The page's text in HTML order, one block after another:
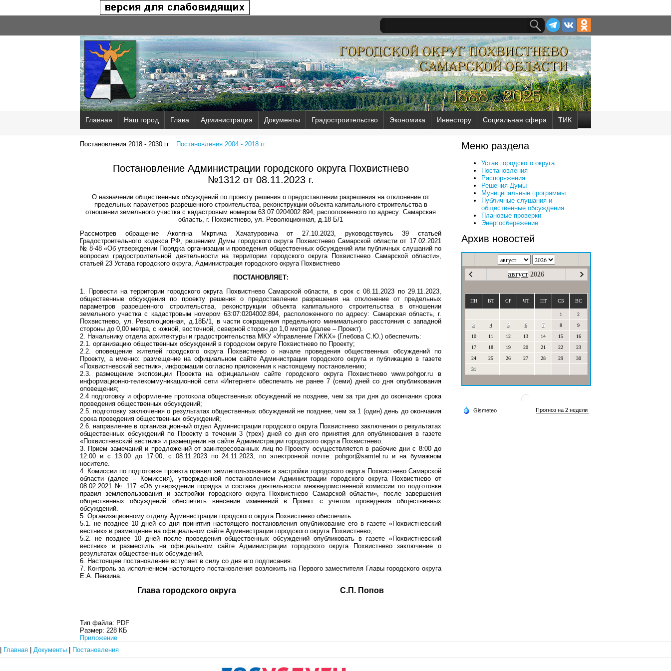
Главная Наш город Глава Администрация Документы Градостроительство Экономика Инвестору Социальная сфера ТИК
Постановления 2018 - 2030 гг. Постановления 2004 - 2018 гг.
Постановление Администрации городского округа Похвистнево
№1312 от 08.11.2023 г.
О назначении общественных обсуждений по проекту решения о предоставлении разрешения на отклонение от
предельных параметров разрешенного строительства, реконструкции объекта капитального строительства в
отношении земельного участка с кадастровым номером 63:07:0204002:894, расположенного по адресу: Самарская
область, г. Похвистнево, ул. Революционная, д.18 Б/1
Рассмотрев обращение Акопяна Мкртича Хачатуровича от 27.10.2023, руководствуясь 39 статьей
Градостроительного кодекса РФ, решением Думы городского округа Похвистнево Самарской области от 17.02.2021
№ 8-48 «Об утверждении Порядка организации и проведения общественных обсуждений или публичных слушаний по
вопросам градостроительной деятельности на территории городского округа Похвистнево Самарской области»,
статьей 23 Устава городского округа, Администрация городского округа Похвистнево
ПОСТАНОВЛЯЕТ:
1. Провести на территории городского округа Похвистнево Самарской области, в срок с 08.11.2023 по 29.11.2023,
общественные обсуждения по проекту решения о предоставлении разрешения на отклонение от предельных
параметров разрешенного строительства, реконструкции объекта капитального строительства в отношении
земельного участка с кадастровым номером 63:07:0204002:894, расположенного по адресу: Самарская область, г.
Похвистнево, ул. Революционная, д.18Б/1, в части сокращения предельного минимального расстояния с западной
стороны до 0,00 метра, с южной, восточной, северной сторон до 1,0 метра (далее – Проект).
2. Начальнику отдела архитектуры и градостроительства МКУ «Управление ГЖКХ» (Глебова С.Ю.) обеспечить:
2.1. организацию общественных обсуждений в городском округе Похвистнево по Проекту;
2.2. оповещение жителей городского округа Похвистнево о начале проведения общественных обсуждений по
Проекту, а именно: размещение на официальном сайте Администрации городского округа и публикацию в газете
«Похвистневский вестник», информации согласно приложения к настоящему постановлению;
2.3. размещение экспозиции Проекта на официальном сайте городского округа Похвистнево www.pohgor.ru в
информационно-телекоммуникационной сети «Интернет» обеспечить не ранее 7 (семи) дней со дня опубликования
оповещения;
2.4 подготовку и оформление протокола общественных обсуждений не позднее, чем за три дня до окончания срока
проведения общественных обсуждений;
2.5. подготовку заключения о результатах общественных обсуждений не позднее, чем за 1 (один) день до окончания
срока проведения общественных обсуждений;
2.6. направление в организационный отдел Администрации городского округа Похвистнево заключения о результатах
общественных обсуждений по Проекту в течении 3 (трех) дней со дня его принятия для опубликования в газете
«Похвистневский вестник» и размещении на сайте Администрации городского округа Похвистнево.
3. Прием замечаний и предложений от заинтересованных лиц по Проекту осуществляется в рабочие дни с 8:00 до
12:00 и с 13:00 до 17:00, с 08.11.2023 по 24.11.2023, по электронной почте: pohgor@samtel.ru и на бумажном
носителе.
4. Комиссии по подготовке проекта правил землепользования и застройки городского округа Похвистнево Самарской
области (далее – Комиссия), утвержденной постановлением Администрации городского округа Похвистнево от
08.02.2021 № 117 «Об утверждении порядка и состава деятельности межведомственной комиссии по подготовке
правил землепользования и застройки городского округа Похвистнево Самарской области», после завершения
общественных обсуждений обеспечить внесение изменений в Проект с учетом проведения общественных
обсуждений.
5. Организационному отделу Администрации городского округа Похвистнево обеспечить:
5.1. не позднее 10 дней со дня принятия настоящего постановления опубликование его в газете «Похвистневский
вестник» и размещение на официальном сайте Администрации городского округа Похвистнево;
5.2. не позднее 10 дней после проведения общественных обсуждений опубликовать в газете «Похвистневский
вестник» и разместить на официальном сайте Администрации городского округа Похвистнево заключение о
результатах общественных обсуждений.
6. Настоящее постановление вступает в силу со дня его подписания.
7. Контроль за исполнением настоящего постановления возложить на Первого заместителя Главы городского округа
Е.А. Пензина.
Глава городского округа С.П. Попов
Тип файла: PDF
Размер: 228 КБ
Приложение
Меню раздела
Устав городского округа
Постановления
Распоряжения
Решения Думы
Муниципальные программы
Публичные слушания и
общественные обсуждения
Плановые проверки
Энергосбережение
Архив новостей
август 2026
ПН ВТ СР ЧТ ПТ СБ ВС
1
2
3
4 5 6 7 8
9
10
11 12 13 14 15
16
17
18 19 20 21 22
23
24
25 26 27 28 29
30
31
Главная Документы Постановления